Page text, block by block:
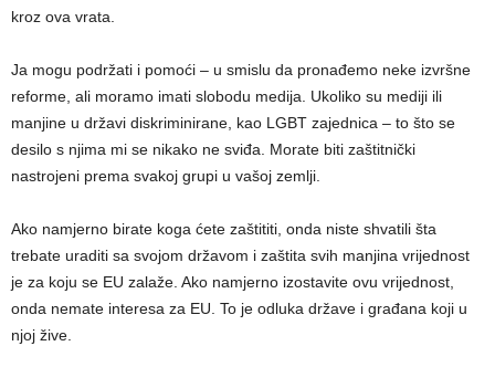
kroz ova vrata.
Ja mogu podržati i pomoći – u smislu da pronađemo neke izvršne
reforme, ali moramo imati slobodu medija. Ukoliko su mediji ili
manjine u državi diskriminirane, kao LGBT zajednica – to što se
desilo s njima mi se nikako ne sviđa. Morate biti zaštitnički
nastrojeni prema svakoj grupi u vašoj zemlji.
Ako namjerno birate koga ćete zaštititi, onda niste shvatili šta
trebate uraditi sa svojom državom i zaštita svih manjina vrijednost
je za koju se EU zalaže. Ako namjerno izostavite ovu vrijednost,
onda nemate interesa za EU. To je odluka države i građana koji u
njoj žive.